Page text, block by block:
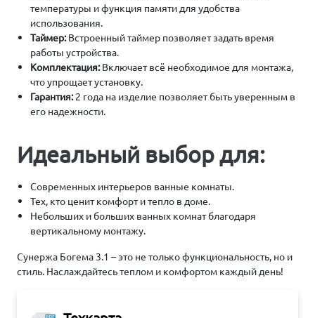
температуры и функция памяти для удобства
использования.
Таймер:Встроенный таймер позволяет задать время
работы устройства.
Комплектация:Включает всё необходимое для монтажа,
что упрощает установку.
Гарантия:2 года на изделие позволяет быть уверенным в
его надежности.
Идеальный выбор для:
Современных интерьеров ванные комнаты.
Тех, кто ценит комфорт и тепло в доме.
Небольших и больших ванных комнат благодаря
вертикальному монтажу.
Сунержа Богема 3.1 – это не только функциональность, но и
стиль. Наслаждайтесь теплом и комфортом каждый день!